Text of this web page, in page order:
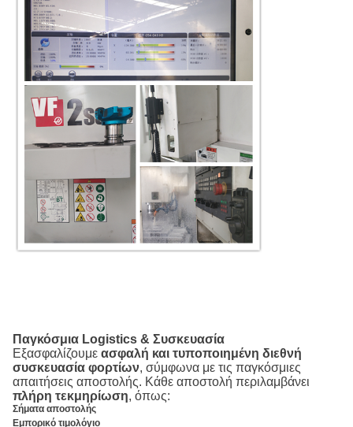
Παγκόσμια Logistics & Συσκευασία
Εξασφαλίζουμε ασφαλή και τυποποιημένη διεθνή
συσκευασία φορτίων, σύμφωνα με τις παγκόσμιες
απαιτήσεις αποστολής. Κάθε αποστολή περιλαμβάνει
πλήρη τεκμηρίωση, όπως:
Σήματα αποστολής
Εμπορικό τιμολόγιο